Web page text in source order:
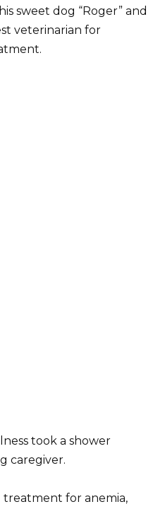
sweet dog “Roger” and
veterinarian for
took a shower
caregiver.
treatment for anemia,